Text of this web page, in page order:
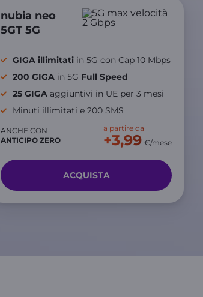
nubia neo
5GT 5G
GIGA illimitati in 5G con Cap 10 Mbps​
200 GIGA in 5G Full Speed
25 GIGA aggiuntivi in UE per 3 mesi​
Minuti illimitati e 200 SMS
ANCHE CON
ANTICIPO ZERO
a partire da
+3,99 €/mese
ACQUISTA